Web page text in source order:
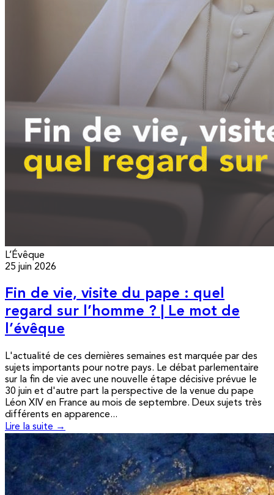
L’Évêque
25 juin 2026
Fin de vie, visite du pape : quel
regard sur l’homme ? | Le mot de
l’évêque
L'actualité de ces dernières semaines est marquée par des
sujets importants pour notre pays. Le débat parlementaire
sur la fin de vie avec une nouvelle étape décisive prévue le
30 juin et d'autre part la perspective de la venue du pape
Léon XIV en France au mois de septembre. Deux sujets très
différents en apparence...
Lire la suite →